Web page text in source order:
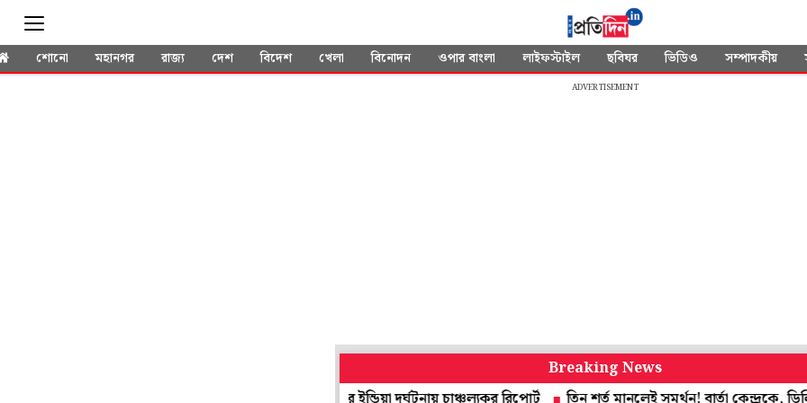
শোনো মহানগর রাজ্য দেশ বিদেশ খেলা বিনোদন ওপার বাংলা লাইফস্টাইল ছবিঘর ভিডিও সম্পাদকীয়
ADVERTISEMENT
Breaking News